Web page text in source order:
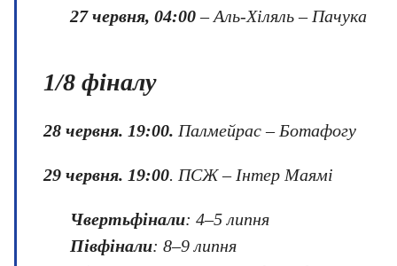
27 червня, 04:00– Аль-Хіляль – Пачука
1/8 фіналу
28 червня. 19:00. Палмейрас – Ботафогу
29 червня. 19:00. ПСЖ – Інтер Маямі
Чвертьфінали: 4–5 липня
Півфінали: 8–9 липня